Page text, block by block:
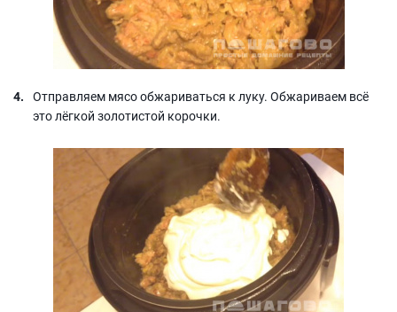
Отправляем мясо обжариваться к луку. Обжариваем всё
это лёгкой золотистой корочки.